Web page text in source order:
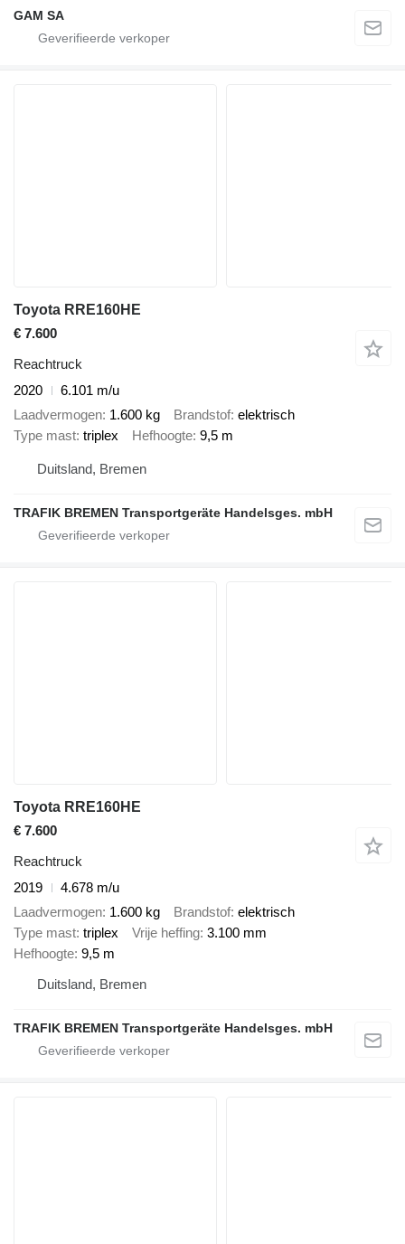
GAM SA
Toyota RRE160HE
€ 7.600
Reachtruck
2020
6.101 m/u
Laadvermogen 1.600 kg Brandstof elektrisch
Type mast triplex Hefhoogte 9,5 m
Duitsland, Bremen
TRAFIK BREMEN Transportgeräte Handelsges. mbH
Toyota RRE160HE
€ 7.600
Reachtruck
2019
4.678 m/u
Laadvermogen 1.600 kg Brandstof elektrisch
Type mast triplex Vrije heffing 3.100 mm
Hefhoogte 9,5 m
Duitsland, Bremen
TRAFIK BREMEN Transportgeräte Handelsges. mbH